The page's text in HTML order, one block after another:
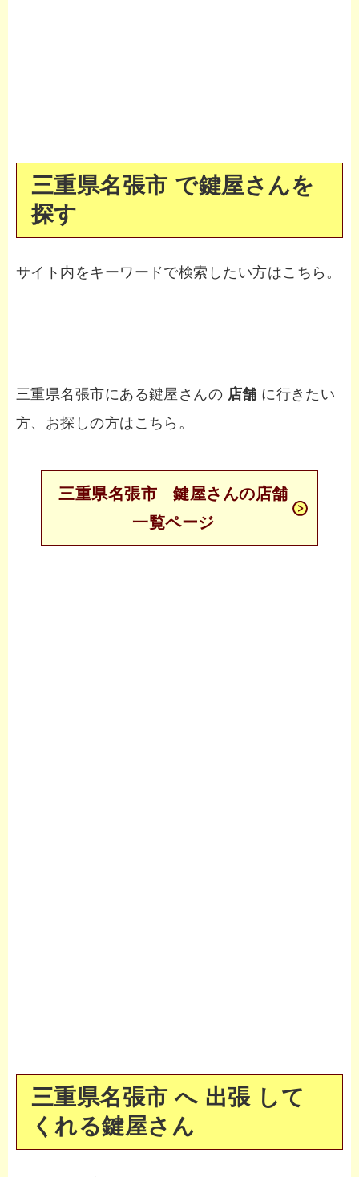
三重県名張市 で鍵屋さんを
探す
サイト内をキーワードで検索したい方はこちら。
三重県名張市にある鍵屋さんの 店舗 に行きたい
方、お探しの方はこちら。
三重県名張市 鍵屋さんの店舗
一覧ページ
三重県名張市 へ 出張 して
くれる鍵屋さん